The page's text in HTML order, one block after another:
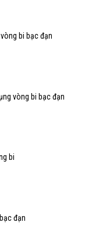
bi bạc đạn
vòng bi bạc đạn
bi
đạn